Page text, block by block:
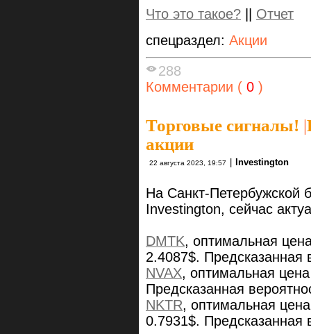
Что это такое? || Отчет
спецраздел: Акции
288
Комментарии ( 0 )
Торговые сигналы! |
акции
22 августа 2023, 19:57 Investington
На Санкт-Петербужской
Investington, сейчас
DMTK, оптимальная
2.4087$. Предсказанная
NVAX, оптимальная
Предсказанная
NKTR, оптимальная
0.7931$. Предсказанная